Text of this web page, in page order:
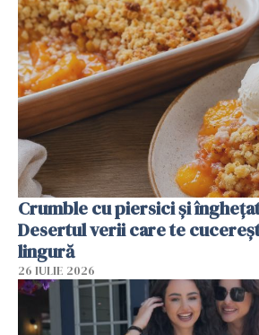
Crumble cu piersici și
Desertul verii care te
lingură
26 IULIE 2026